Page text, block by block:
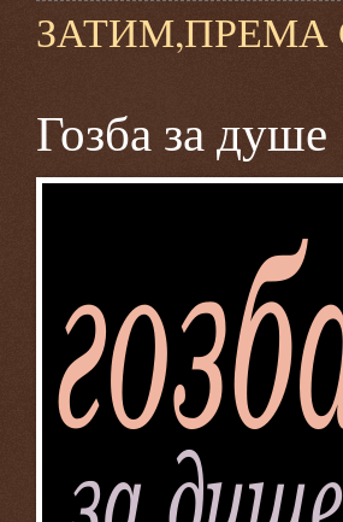
ЗАТИМ,ПРЕМА
Гозба за душе